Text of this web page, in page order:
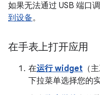
如果无法通过 USB 端口
到设备。
在手表上打开应用
在运行 widget （
下拉菜单选择您的